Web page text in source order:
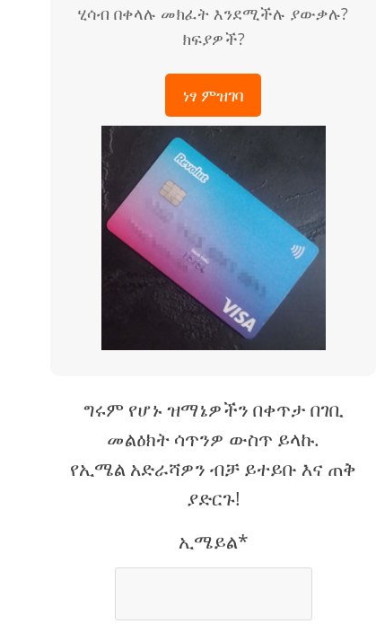
ሂሳብ በቀላሉ መክፈት እንደሚችሉ ያውቃሉ?
ክፍያዎች?
ነፃ ምዝገባ
ግሩም የሆኑ ዝማኔዎችን በቀጥታ በገቢ
መልዕክት ሳጥንዎ ውስጥ ይላኩ.
የኢሜል አድራሻዎን ብቻ ይተይቡ እና ጠቅ
ያድርጉ!
ኢሜይል*